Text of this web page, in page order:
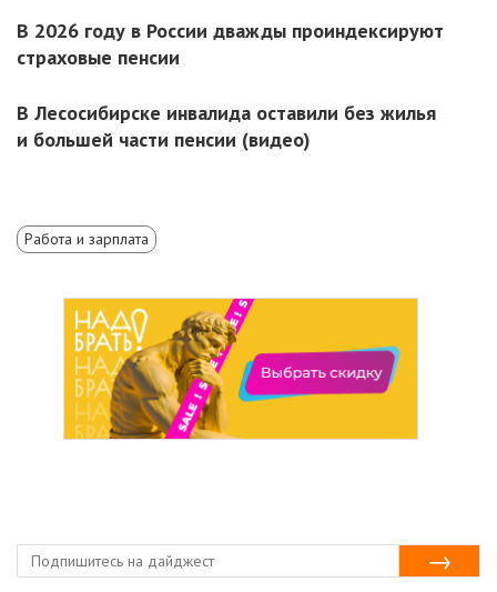
В 2026 году в России дважды проиндексируют
страховые пенсии
В Лесосибирске инвалида оставили без жилья
и большей части пенсии (видео)
Работа и зарплата